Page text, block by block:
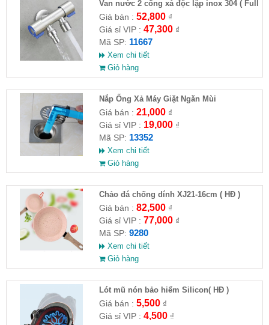
Van nước 2 cổng xả độc lập inox 304 ( Full
VAT )
Giá bán : 52,800₫
Giá sỉ VIP : 47,300₫
Mã SP: 11667
Xem chi tiết
Giỏ hàng
Nắp Ống Xả Máy Giặt Ngăn Mùi
Giá bán : 21,000₫
Giá sỉ VIP : 19,000₫
Mã SP: 13352
Xem chi tiết
Giỏ hàng
Chảo đá chống dính XJ21-16cm ( HĐ )
Giá bán : 82,500₫
Giá sỉ VIP : 77,000₫
Mã SP: 9280
Xem chi tiết
Giỏ hàng
Lót mũ nón bảo hiểm Silicon( HĐ )
Giá bán : 5,500₫
Giá sỉ VIP : 4,500₫